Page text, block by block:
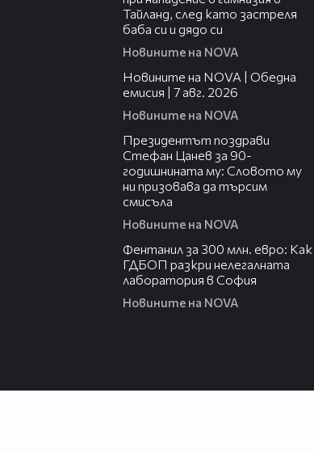
Тайланд, след като застреля
баба си и дядо си
Новините на NOVA
Новините на NOVA | Обедна
емисия | 7 авг. 2026
Новините на NOVA
Президентът поздрави
Стефан Цанев за 90-
годишнината му: Словото му
ни призовава да търсим
смисъла
Новините на NOVA
Фентанил за 300 млн. евро: Как
ГДБОП разкри нелегалната
лаборатория в София
Новините на NOVA